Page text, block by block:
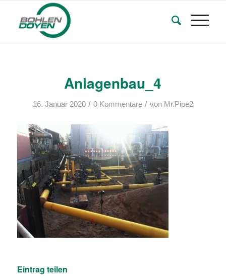
Anlagenbau_4
16. Januar 2020 / 0 Kommentare / von Mr.Pipe2
Eintrag teilen